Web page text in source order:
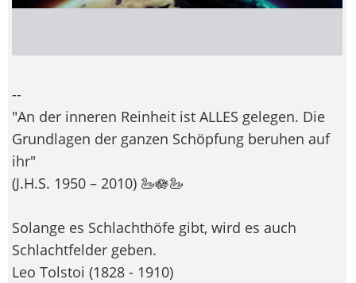
--
"An der inneren Reinheit ist ALLES gelegen. Die
Grundlagen der ganzen Schöpfung beruhen auf
ihr"
(J.H.S. 1950 – 2010) 🦢🪷🦢
Solange es Schlachthöfe gibt, wird es auch
Schlachtfelder geben.
Leo Tolstoi (1828 - 1910)